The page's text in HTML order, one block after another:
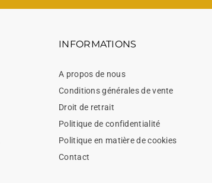
INFORMATIONS
A propos de nous
Conditions générales de vente
Droit de retrait
Politique de confidentialité
Politique en matière de cookies
Contact